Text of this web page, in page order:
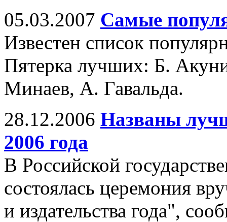
05.03.2007 Самые
Известен список
Пятерка лучших: Б.
Минаев, А. Гавальда.
28.12.2006 Названы
2006 года
В Российской
состоялась церемония
и издательства года",